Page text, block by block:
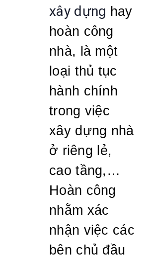
xây dựng hay
hoàn công
nhà, là một
loại thủ tục
hành chính
trong việc
xây dựng nhà
ở riêng lẻ,
cao tầng,…
Hoàn công
nhằm xác
nhận việc các
bên chủ đầu